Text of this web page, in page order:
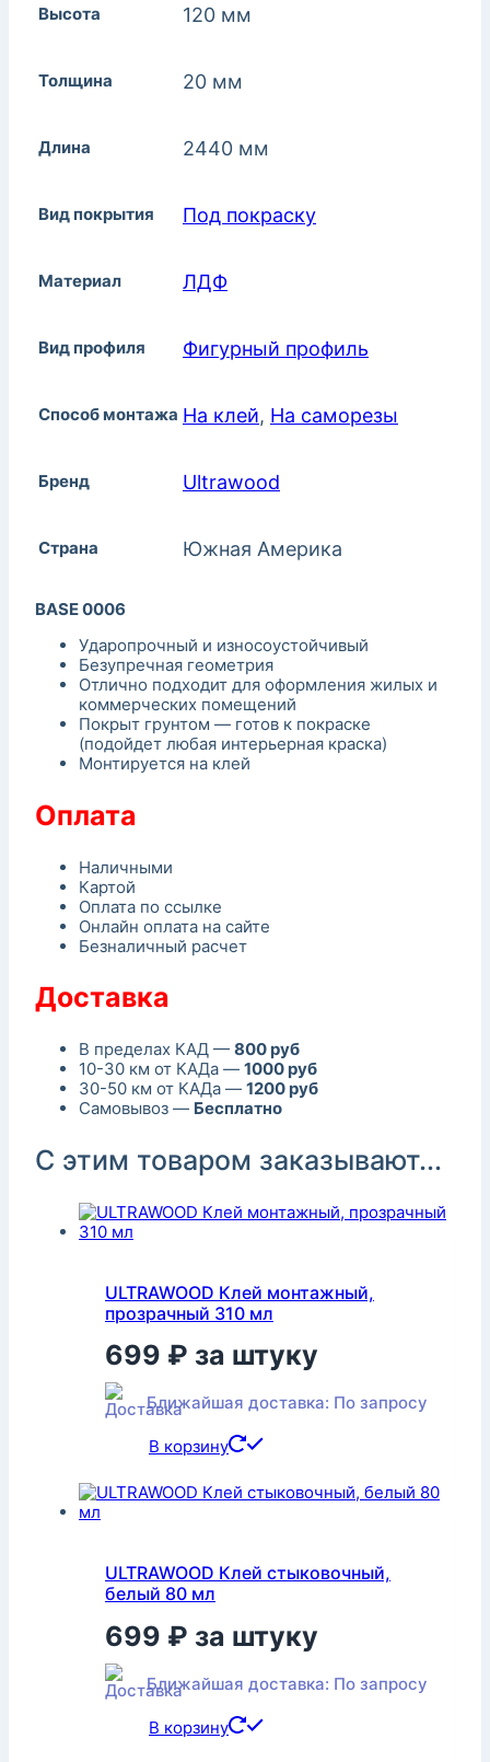
Высота 120 мм
Толщина 20 мм
Длина 2440 мм
Вид покрытия Под покраску
Материал ЛДФ
Вид профиля Фигурный профиль
Способ монтажа На клей, На саморезы
Бренд Ultrawood
Страна Южная Америка
BASE 0006
Ударопрочный и износоустойчивый
Безупречная геометрия
Отлично подходит для оформления жилых и
коммерческих помещений
Покрыт грунтом — готов к покраске
(подойдет любая интерьерная краска)
Монтируется на клей
Оплата
Наличными
Картой
Оплата по ссылке
Онлайн оплата на сайте
Безналичный расчет
Доставка
В пределах КАД — 800 руб
10-30 км от КАДа — 1000 руб
30-50 км от КАДа — 1200 руб
Самовывоз — Бесплатно
С этим товаром заказывают...
ULTRAWOOD Клей монтажный,
прозрачный 310 мл
699 ₽ за штуку
Ближайшая доставка: По запросу
В корзину
ULTRAWOOD Клей стыковочный,
белый 80 мл
699 ₽ за штуку
Ближайшая доставка: По запросу
В корзину